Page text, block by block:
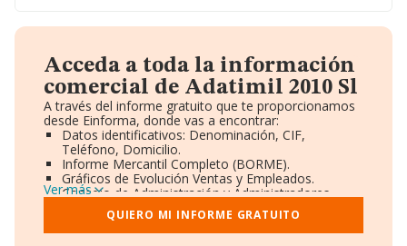
Acceda a toda la información
comercial de Adatimil 2010 Sl
A través del informe gratuito que te proporcionamos
desde Einforma, donde vas a encontrar:
Datos identificativos: Denominación, CIF,
Teléfono, Domicilio.
Informe Mercantil Completo (BORME).
Gráficos de Evolución Ventas y Empleados.
Consejo de Administración y Administradores.
Directivos y Ejecutivos.
Accionistas.
Participaciones y Vinculaciones en otras empresas.
Ver más
QUIERO MI INFORME GRATUITO